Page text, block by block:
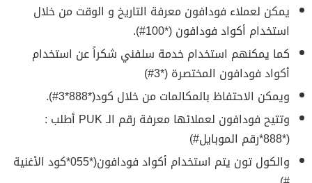
يمكن لعملاء فودافون معرفة التاريخ و الوقت من خلال
استخدام أكواد فودافون (*100#).
كما يمكنهم استخدام خدمة سلفني شكراً عن استخدام
أكواد فودافون المختصرة (*3#)
ويمكن الاحتفاظ بالمكالمات من خلال كود(*888*3#).
وتتيح فودافون لعملائها معرفة رقم الـ PUK أطلب :
(*888*رقم الموبايل#)
والكول تون يتم استخدام أكواد فودافون(*055*كود الأغنية